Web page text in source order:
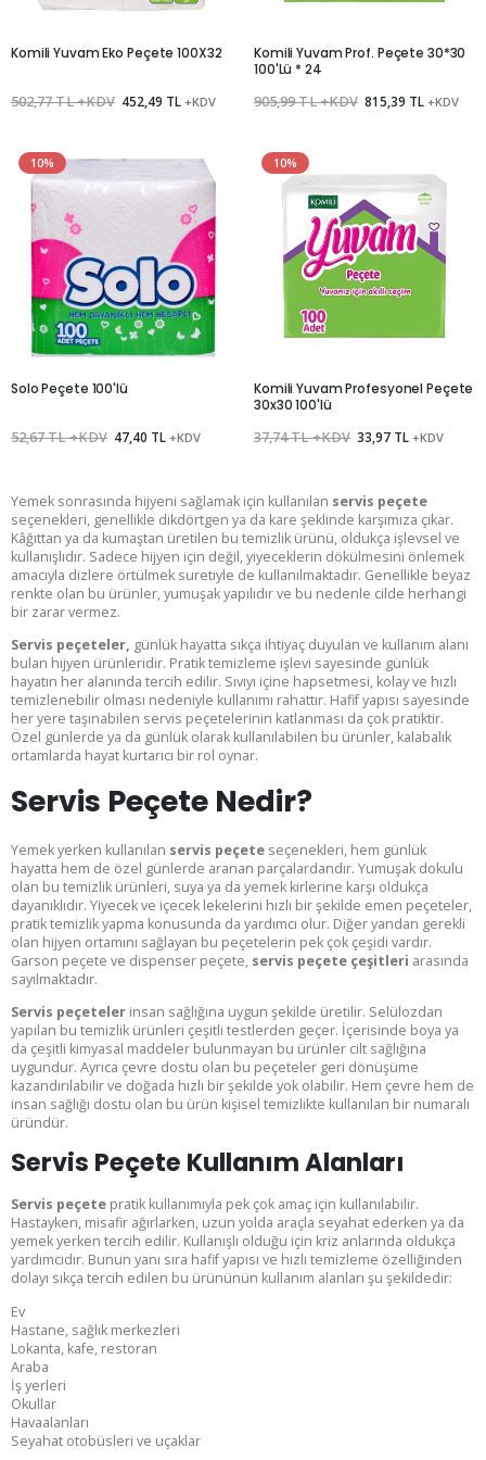
Komili Yuvam Eko Peçete 100X32
502,77 TL +KDV 452,49 TL +KDV
Komili Yuvam Prof. Peçete 30*30
100'Lü * 24
905,99 TL +KDV 815,39 TL +KDV
10%
Solo Peçete 100'lü
52,67 TL +KDV 47,40 TL +KDV
10%
Komili Yuvam Profesyonel Peçete
30x30 100'lü
37,74 TL +KDV 33,97 TL +KDV
Yemek sonrasında hijyeni sağlamak için kullanılan servis peçete
seçenekleri, genellikle dikdörtgen ya da kare şeklinde karşımıza çıkar.
Kâğıttan ya da kumaştan üretilen bu temizlik ürünü, oldukça işlevsel ve
kullanışlıdır. Sadece hijyen için değil, yiyeceklerin dökülmesini önlemek
amacıyla dizlere örtülmek suretiyle de kullanılmaktadır. Genellikle beyaz
renkte olan bu ürünler, yumuşak yapılıdır ve bu nedenle cilde herhangi
bir zarar vermez.
Servis peçeteler, günlük hayatta sıkça ihtiyaç duyulan ve kullanım alanı
bulan hijyen ürünleridir. Pratik temizleme işlevi sayesinde günlük
hayatın her alanında tercih edilir. Sıvıyı içine hapsetmesi, kolay ve hızlı
temizlenebilir olması nedeniyle kullanımı rahattır. Hafif yapısı sayesinde
her yere taşınabilen servis peçetelerinin katlanması da çok pratiktir.
Özel günlerde ya da günlük olarak kullanılabilen bu ürünler, kalabalık
ortamlarda hayat kurtarıcı bir rol oynar.
Servis Peçete Nedir?
Yemek yerken kullanılan servis peçete seçenekleri, hem günlük
hayatta hem de özel günlerde aranan parçalardandır. Yumuşak dokulu
olan bu temizlik ürünleri, suya ya da yemek kirlerine karşı oldukça
dayanıklıdır. Yiyecek ve içecek lekelerini hızlı bir şekilde emen peçeteler,
pratik temizlik yapma konusunda da yardımcı olur. Diğer yandan gerekli
olan hijyen ortamını sağlayan bu peçetelerin pek çok çeşidi vardır.
Garson peçete ve dispenser peçete, servis peçete çeşitleri arasında
sayılmaktadır.
Servis peçeteler insan sağlığına uygun şekilde üretilir. Selülozdan
yapılan bu temizlik ürünleri çeşitli testlerden geçer. İçerisinde boya ya
da çeşitli kimyasal maddeler bulunmayan bu ürünler cilt sağlığına
uygundur. Ayrıca çevre dostu olan bu peçeteler geri dönüşüme
kazandırılabilir ve doğada hızlı bir şekilde yok olabilir. Hem çevre hem de
insan sağlığı dostu olan bu ürün kişisel temizlikte kullanılan bir numaralı
üründür.
Servis Peçete Kullanım Alanları
Servis peçete pratik kullanımıyla pek çok amaç için kullanılabilir.
Hastayken, misafir ağırlarken, uzun yolda araçla seyahat ederken ya da
yemek yerken tercih edilir. Kullanışlı olduğu için kriz anlarında oldukça
yardımcıdır. Bunun yanı sıra hafif yapısı ve hızlı temizleme özelliğinden
dolayı sıkça tercih edilen bu ürününün kullanım alanları şu şekildedir:
Ev
Hastane, sağlık merkezleri
Lokanta, kafe, restoran
Araba
İş yerleri
Okullar
Havaalanları
Seyahat otobüsleri ve uçaklar